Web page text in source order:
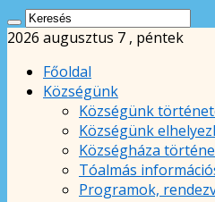
2026 augusztus 7 , péntek
Főoldal
Községünk
Községünk
Községünk
Községháza
Tóalmás
Programok,